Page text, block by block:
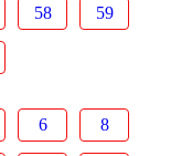
58 59
6 8